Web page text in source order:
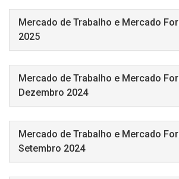
Mercado de Trabalho e Mercado
2025
Mercado de Trabalho e Mercado
Dezembro 2024
Mercado de Trabalho e Mercado
Setembro 2024